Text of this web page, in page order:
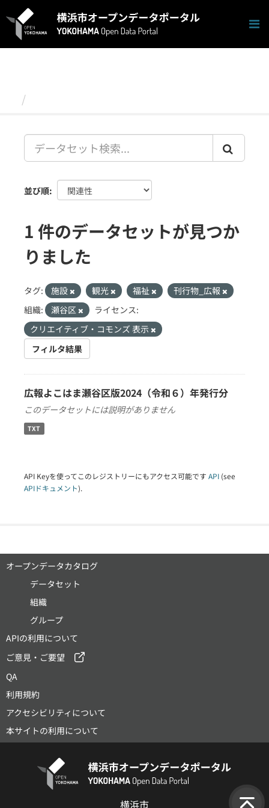
キ
並び順
1 件のデータセットが見つか
りました
タグ: 施設 観光 福祉
刊行物_広報
組織:
瀬谷区
ライセンス:
クリエイティブ・コモンズ 表示
フィルタ結果
広報よこはま瀬谷区版2024（令和６）年発行分
このデータセットには説明がありません
TXT
API Keyを使ってこのレジストリーにもアクセス可能です API (see
APIドキュメント).
オープンデータカタログ
データセット
組織
グループ
APIの利用について
ご意見・ご要望
QA
利用規約
アクセシビリティについて
本サイトの利用について
横浜市